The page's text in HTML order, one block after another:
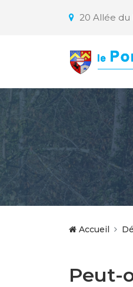
20 Allée
Accueil
Peut-